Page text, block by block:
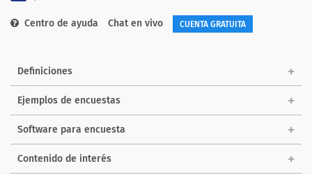
Centro de ayuda Chat en vivo CUENTA GRATUITA
Definiciones
Ejemplos de encuestas
Software para encuesta
Contenido de interés